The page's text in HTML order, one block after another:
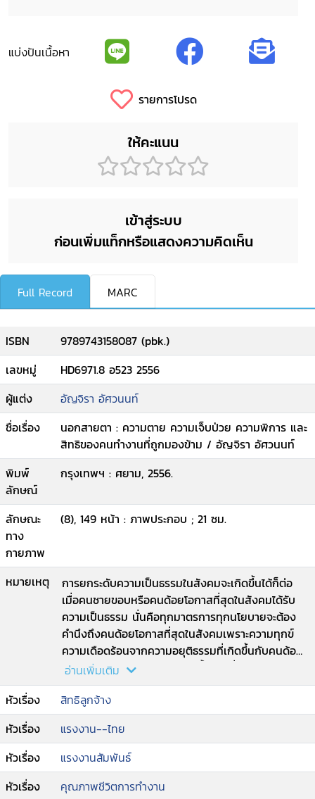
แบ่งปันเนื้อหา
รายการโปรด
ให้คะแนน
เข้าสู่ระบบ
ก่อนเพิ่มแท็กหรือแสดงความคิดเห็น
Full Record MARC
ISBN
9789743158087 (pbk.)
เลขหมู่
HD6971.8 อ523 2556
ผู้แต่ง
อัญจิรา อัศวนนท์
ชื่อเรื่อง
นอกสายตา : ความตาย ความเจ็บป่วย ความพิการ และ
สิทธิของคนทำงานที่ถูกมองข้าม / อัญจิรา อัศวนนท์
พิมพ์
ลักษณ์
กรุงเทพฯ : ศยาม, 2556.
ลักษณะ
ทาง
กายภาพ
(8), 149 หน้า : ภาพประกอบ ; 21 ซม.
หมายเหตุ
การยกระดับความเป็นธรรมในสังคมจะเกิดขึ้นได้ก็ต่อ
เมื่อคนชายขอบหรือคนด้อยโอกาสที่สุดในสังคมได้รับ
ความเป็นธรรม นั่นคือทุกมาตรการทุกนโยบายจะต้อง
คำนึงถึงคนด้อยโอกาสที่สุดในสังคมเพราะความทุกข์
ความเดือดร้อนจากความอยุติธรรมที่เกิดขึ้นกับคนด้อย
โอกาสเป็นเหมือนสัญญาณบ่งชี้ว่าคนทั่งสังคมยังไม่ได้
รับความเป็นธรรมเราหวังว่าเรื่องราวจองคนทำงาน
เหล่านี้จะช่วยนำเอาความใส่ใจกลับคืนมาสู่ดวงตาของ
เราเพราะการมองเห็นย่อมเป็นจุดเริ่มต้นของความรู้สึก
บางอย่างในหัวใจและเราเชื่อว่าการปลี่ยนแปลงสู่ความ
เป็นธรรมเริ่มต้นขึ้นที่ นั่น--ปกหลัง
อ่านเพิ่มเติม
หัวเรื่อง
สิทธิลูกจ้าง
หัวเรื่อง
แรงงาน--ไทย
หัวเรื่อง
แรงงานสัมพันธ์
หัวเรื่อง
คุณภาพชีวิตการทำงาน